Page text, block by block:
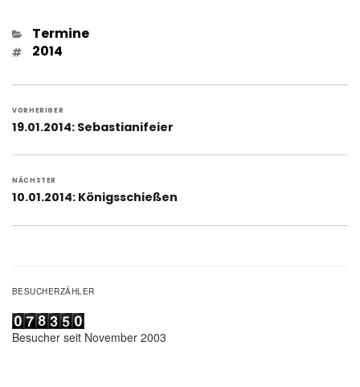
Kategorien
Termine
Schlagwörter
2014
VORHERIGER
Vorheriger
19.01.2014: Sebastianifeier
NÄCHSTER
Nächster
10.01.2014: Königsschießen
BESUCHERZÄHLER
Besucher seit November 2003